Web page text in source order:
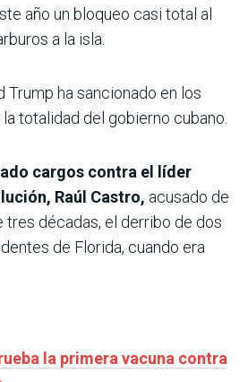
año un bloqueo casi total al
a la isla.
Trump ha sancionado en los
totalidad del gobierno cubano.
cargos contra el líder
Raúl Castro, acusado de
tres décadas, el derribo de dos
de Florida, cuando era
la primera vacuna contra